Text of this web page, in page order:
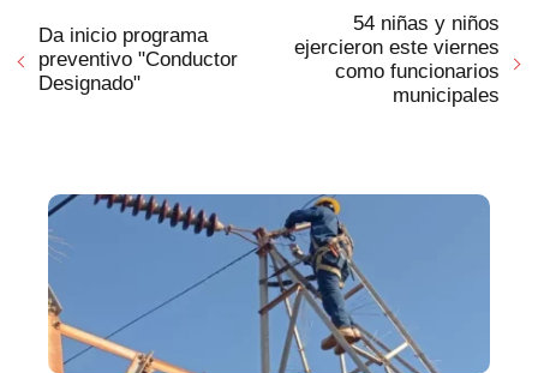
Da inicio programa
preventivo "Conductor
Designado"
54 niñas y niños
ejercieron este viernes
como funcionarios
municipales